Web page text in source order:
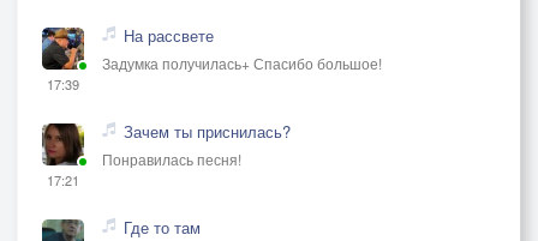
17:39
На рассвете
Задумка получилась+ Спасибо большое!
17:21
Зачем ты приснилась?
Понравилась песня!
Где то там